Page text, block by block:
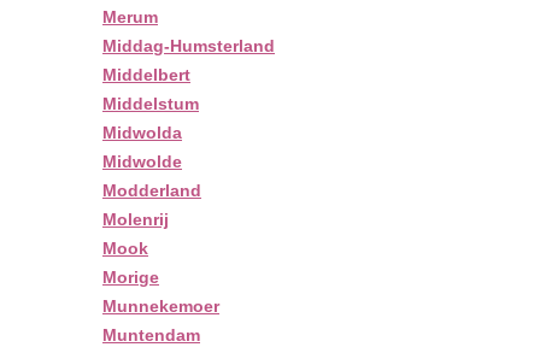
Merum
Middag-Humsterland
Middelbert
Middelstum
Midwolda
Midwolde
Modderland
Molenrij
Mook
Morige
Munnekemoer
Muntendam